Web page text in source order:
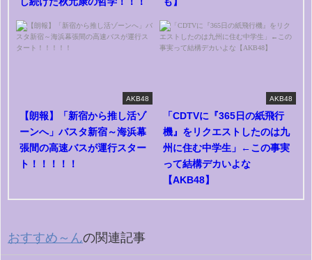
AKB48
【朗報】「新宿から推し活ゾ
ーンへ」バスタ新宿～海浜幕
張間の高速バスが運行スター
ト！！！！！
AKB48
「CDTVに『365日の紙飛行
機』をリクエストしたのは九
州に住む中学生」←この事実
って結構デカいよな
【AKB48】
おすすめ～んの関連記事